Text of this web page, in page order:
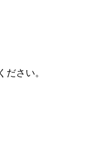
さい。